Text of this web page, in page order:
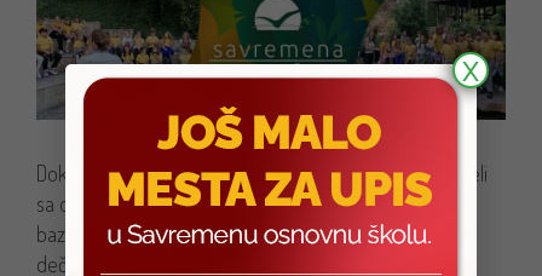
Dok su pešačili prelepim stazama, mališani su se susreli
sa organizovanim celinama poput Japanskog vrta,
bazena sa lokvanjima, lavirintom bambusa i uživali u
dečjem kutku.
X